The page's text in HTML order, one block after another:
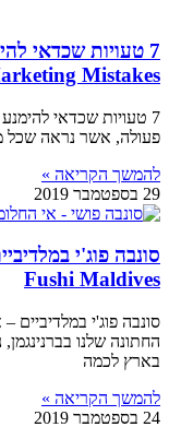
Mistakes
7 טעויות שכדאי
פעולה, אשר נראה שכל
להמשך הקריאה »
29 בספטמבר 2019
Fushi Maldives
סונבה פוג'י במלדיביים
החתונה שלנו
בארץ לכמה
להמשך הקריאה »
24 בספטמבר 2019